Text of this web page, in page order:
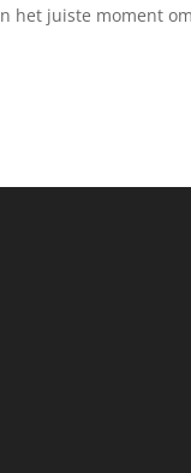
het juiste moment